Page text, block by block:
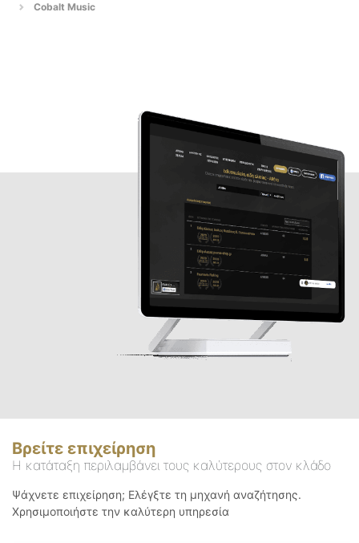
Cobalt Music
Βρείτε επιχείρηση
Η κατάταξη περιλαμβάνει τους καλύτερους στον κλάδο
Ψάχνετε επιχείρηση; Ελέγξτε τη μηχανή αναζήτησης.
Χρησιμοποιήστε την καλύτερη υπηρεσία